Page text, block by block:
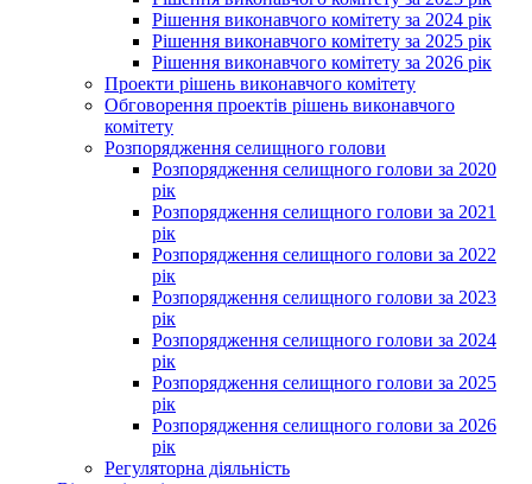
Рішення виконавчого комітету за 2024 рік
Рішення виконавчого комітету за 2025 рік
Рішення виконавчого комітету за 2026 рік
Проекти рішень виконавчого комітету
Обговорення проектів рішень виконавчого
комітету
Розпорядження селищного голови
Розпорядження селищного голови за 2020
рік
Розпорядження селищного голови за 2021
рік
Розпорядження селищного голови за 2022
рік
Розпорядження селищного голови за 2023
рік
Розпорядження селищного голови за 2024
рік
Розпорядження селищного голови за 2025
рік
Розпорядження селищного голови за 2026
рік
Регуляторна діяльність